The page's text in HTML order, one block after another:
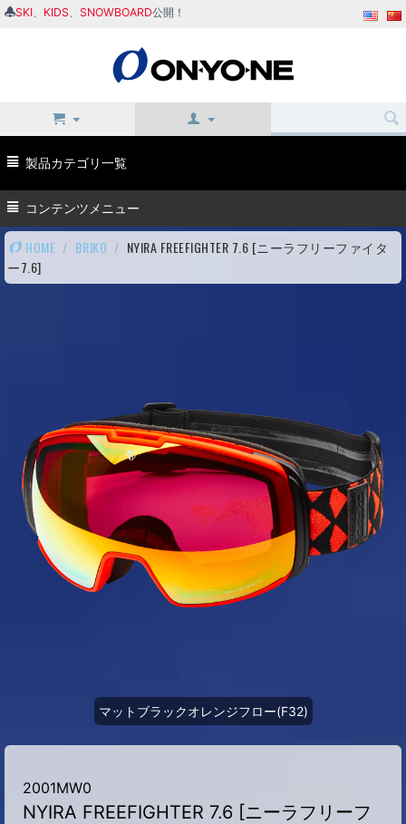
SKI KIDS SNOWBOARD公開！
製品カテゴリ一覧
コンテンツメニュー
HOME / BRIKO / NYIRA FREEFIGHTER 7.6 [ニーラフリーファイタ
ー7.6]
マットブラックオレンジフロー(F32)
2001MW0
NYIRA FREEFIGHTER 7.6 [ニーラフリーフ